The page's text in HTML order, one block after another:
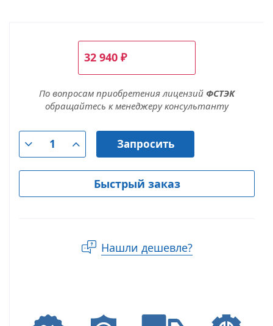
32 940 ₽
По вопросам приобретения лицензий ФСТЭК
обращайтесь к менеджеру консультанту
Запросить
Быстрый заказ
Нашли дешевле?